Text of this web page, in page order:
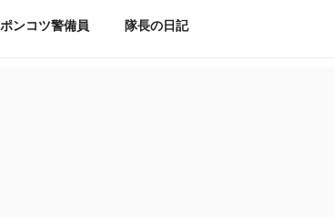
ポンコツ警備員 隊長の日記